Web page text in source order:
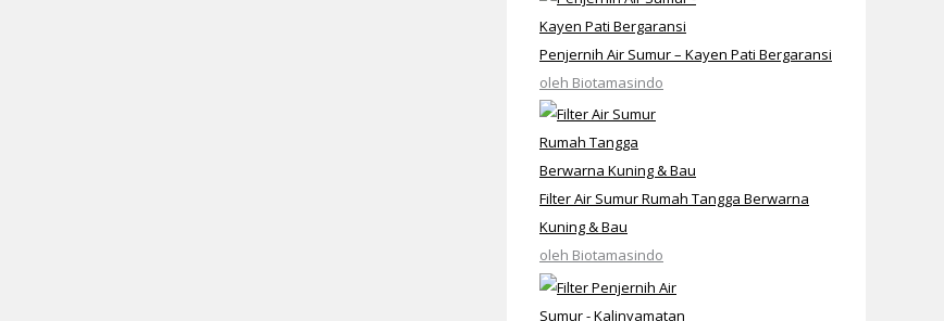
Penjernih Air Sumur – Kayen Pati Bergaransi
oleh Biotamasindo
Filter Air Sumur Rumah Tangga Berwarna
Kuning & Bau
oleh Biotamasindo